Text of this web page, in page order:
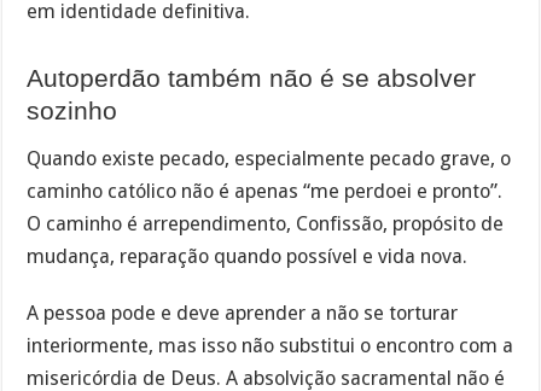
em identidade definitiva.
Autoperdão também não é se absolver
sozinho
Quando existe pecado, especialmente pecado grave, o
caminho católico não é apenas “me perdoei e pronto”.
O caminho é arrependimento, Confissão, propósito de
mudança, reparação quando possível e vida nova.
A pessoa pode e deve aprender a não se torturar
interiormente, mas isso não substitui o encontro com a
misericórdia de Deus. A absolvição sacramental não é